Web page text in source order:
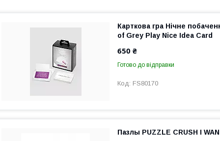
Карткова гра Нічне
of Grey Play Nice Idea Card
650 ₴
Готово до відправки
FS80170
Пазлы PUZZLE CRUSH I